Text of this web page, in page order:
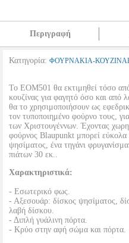
Περιγραφή
Κατηγορία: ΦΟΥΡΝΑΚΙΑ-
Το EOM501 θα εκτιμηθεί τόσο
κουζίνας για φαγητό όσο και από
θα το χρησιμοποιήσουν ως
τον τυποποιημένο φούρνο τους,
των Χριστουγέννων. Έχοντας
φούρνος Blaupunkt μπορεί εύκολα
ψησίματος, ένα τηγάνι
πιάτων 30 εκ..
Χαρακτηριστικά:
- Εσωτερικό φως.
- Αξεσουάρ: δίσκος ψησίματος,
λαβή δίσκου.
- Διπλή γυάλινη πόρτα.
- Κρύο στην αφή σώμα και πόρτα.